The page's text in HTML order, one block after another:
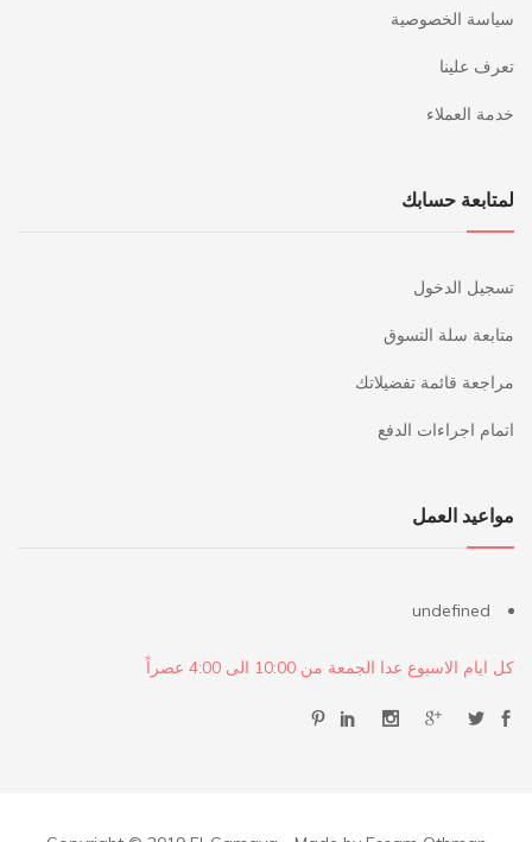
سياسة الخصوصية
تعرف علينا
خدمة العملاء
لمتابعة حسابك
تسجيل الدخول
متابعة سلة التسوق
مراجعة قائمة تفضيلاتك
اتمام اجراءات الدفع
مواعيد العمل
undefined
كل ايام الاسبوع عدا الجمعة من 10:00 الى 4:00 عصراً